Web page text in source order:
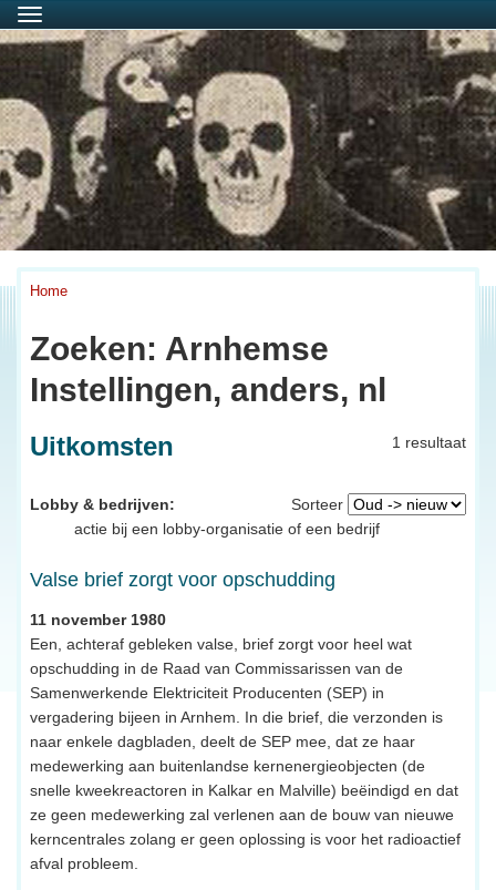
Menu
Home
Zoeken: Arnhemse
Instellingen, anders, nl
1 resultaat
Uitkomsten
Sorteer
Lobby & bedrijven:
actie bij een lobby-organisatie of een bedrijf
Valse brief zorgt voor opschudding
11 november 1980
Een, achteraf gebleken valse, brief zorgt voor heel wat
opschudding in de Raad van Commissarissen van de
Samenwerkende Elektriciteit Producenten (SEP) in
vergadering bijeen in Arnhem. In die brief, die verzonden is
naar enkele dagbladen, deelt de SEP mee, dat ze haar
medewerking aan buitenlandse kernenergieobjecten (de
snelle kweekreactoren in Kalkar en Malville) beëindigd en dat
ze geen medewerking zal verlenen aan de bouw van nieuwe
kerncentrales zolang er geen oplossing is voor het radioactief
afval probleem.